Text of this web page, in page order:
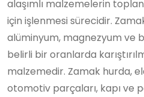
alaşımlı malzemelerin
için işlenmesi sürecidir.
alüminyum, magnezyum ve
belirli bir oranlarda
malzemedir. Zamak hurda,
otomotiv parçaları, kapı ve